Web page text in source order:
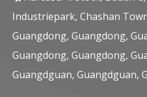
Industriepark, Chashan
Guangdong, Guangdong,
Guangdong, Guangdong,
Guangdguan, Guangdguan,